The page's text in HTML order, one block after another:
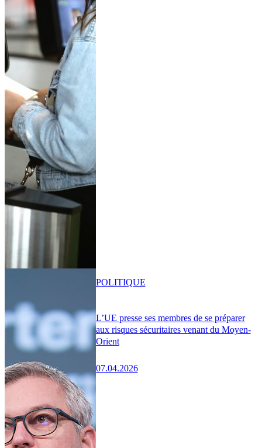
L’UE presse ses membres de se préparer
aux risques sécuritaires venant du Moyen-
Orient
07.04.2026
POLITIQUE